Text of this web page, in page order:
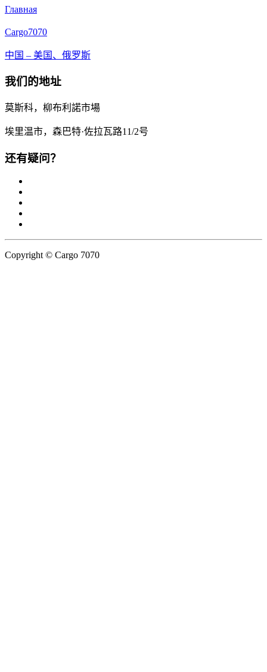
Главная
Cargo7070
中国 – 美国、俄罗斯
我们的地址
莫斯科，柳布利諾市場
埃里温市，森巴特·佐拉瓦路11/2号
还有疑问？
Copyright © Cargo 7070